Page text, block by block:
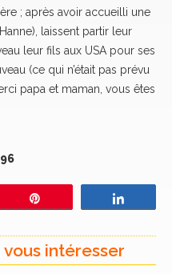
; après avoir accueilli une
laissent partir leur
leur fils aux USA pour ses
(ce qui n’était pas prévu
papa et maman, vous êtes
intéresser